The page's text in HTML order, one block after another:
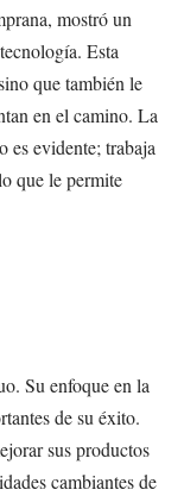
mostró un
Esta
que también le
en el camino. La
es evidente; trabaja
que le permite
Su enfoque en la
de su éxito.
sus productos
cambiantes de